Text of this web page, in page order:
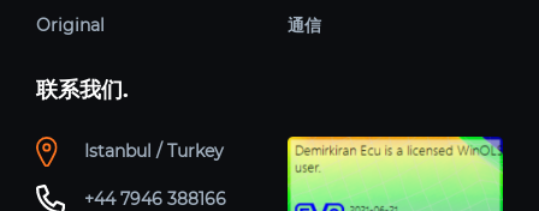
Original
通信
联系我们.
Istanbul / Turkey
+44 7946 388166